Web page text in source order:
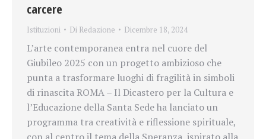
carcere
Istituzioni Di Redazione Dicembre 18, 2024
L’arte contemporanea entra nel cuore del
Giubileo 2025 con un progetto ambizioso che
punta a trasformare luoghi di fragilità in simboli
di rinascita ROMA – Il Dicastero per la Cultura e
l’Educazione della Santa Sede ha lanciato un
programma tra creatività e riflessione spirituale,